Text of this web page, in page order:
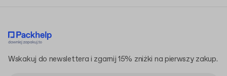
Wskakuj do newslettera i zgarnij 15% zniżki na pierwszy zakup.